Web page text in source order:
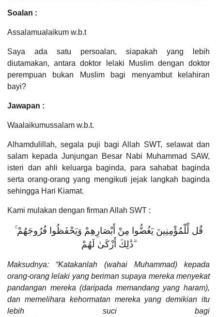
Soalan :
Assalamualaikum w.b.t
Saya ada satu persoalan, siapakah yang lebih
diutamakan, antara doktor lelaki Muslim dengan doktor
perempuan bukan Muslim bagi menyambut kelahiran
bayi?
Jawapan :
Waalaikumussalam w.b.t.
Alhamdulillah, segala puji bagi Allah SWT, selawat dan
salam kepada Junjungan Besar Nabi Muhammad SAW,
isteri dan ahli keluarga baginda, para sahabat baginda
serta orang-orang yang mengikuti jejak langkah baginda
sehingga Hari Kiamat.
Kami mulakan dengan firman Allah SWT :
قُل لِّلْمُؤْمِنِينَ يَغُضُّوا مِنْ أَبْصَارِهِمْ وَيَحْفَظُوا فُرُوجَهُمْ ۚ
ذَٰلِكَ أَزْكَىٰ لَهُمْ ۗ
Maksudnya: “Katakanlah (wahai Muhammad) kepada
orang-orang lelaki yang beriman supaya mereka menyekat
pandangan mereka (daripada memandang yang haram),
dan memelihara kehormatan mereka yang demikian itu
lebih suci bagi